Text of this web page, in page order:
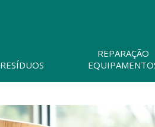
RESÍDUOS
REPARAÇÃO